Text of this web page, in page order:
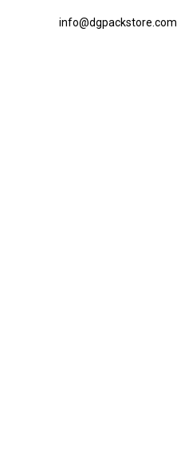
info@dgpackstore.com